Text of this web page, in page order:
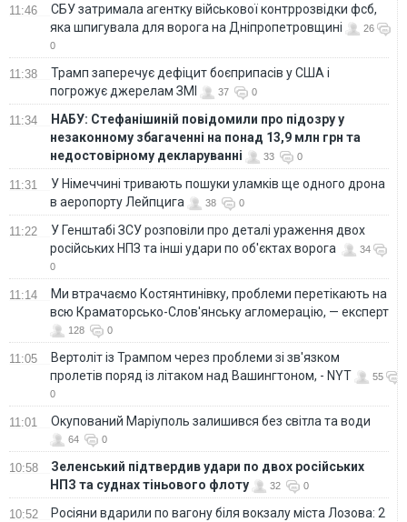
11:46
СБУ затримала агентку військової контррозвідки фсб,
яка шпигувала для ворога на Дніпропетровщині
26
0
11:38
Трамп заперечує дефіцит боєприпасів у США і
погрожує джерелам ЗМІ
37 0
11:34
НАБУ: Стефанішиній повідомили про підозру у
незаконному збагаченні на понад 13,9 млн грн та
недостовірному декларуванні
33 0
11:31
У Німеччині тривають пошуки уламків ще одного дрона
в аеропорту Лейпцига
38 0
11:22
У Генштабі ЗСУ розповіли про деталі ураження двох
російських НПЗ та інші удари по об'єктах ворога
34
0
11:14
Ми втрачаємо Костянтинівку, проблеми перетікають на
всю Краматорсько-Слов'янську агломерацію, — експерт
128 0
11:05
Вертоліт із Трампом через проблеми зі зв'язком
пролетів поряд із літаком над Вашингтоном, - NYT
55
0
11:01 Окупований Маріуполь залишився без світла та води
64 0
10:58
Зеленський підтвердив удари по двох російських
НПЗ та суднах тіньового флоту
32 0
10:52
Росіяни вдарили по вагону біля вокзалу міста Лозова: 2